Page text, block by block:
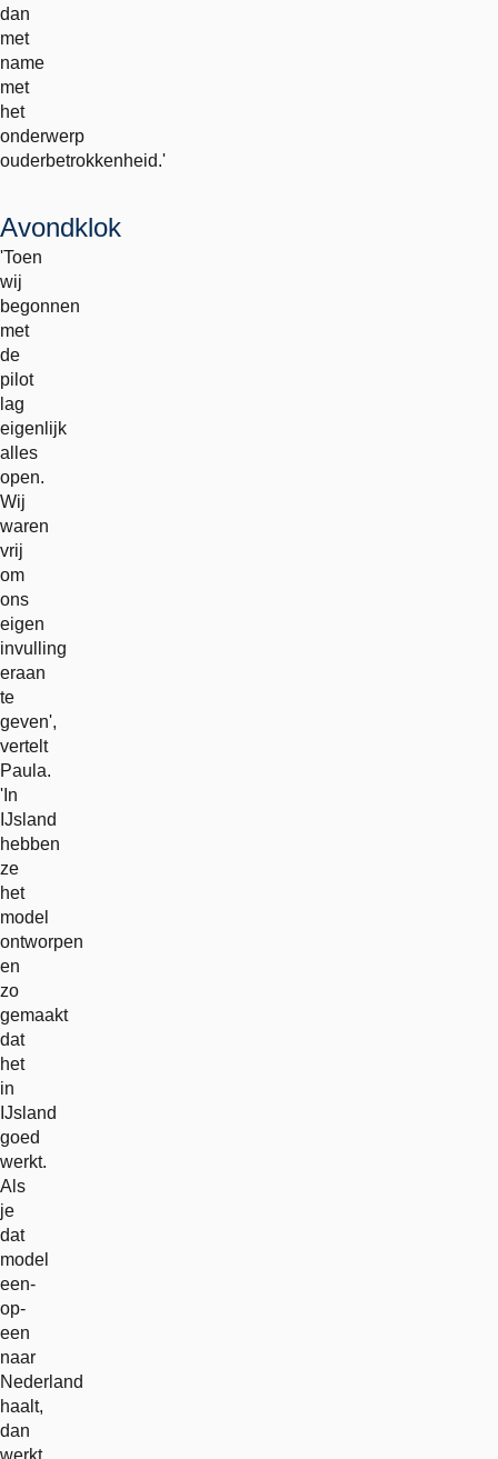
dan
met
name
met
het
onderwerp
ouderbetrokkenheid.'
Avondklok
'Toen
wij
begonnen
met
de
pilot
lag
eigenlijk
alles
open.
Wij
waren
vrij
om
ons
eigen
invulling
eraan
te
geven',
vertelt
Paula.
'In
IJsland
hebben
ze
het
model
ontworpen
en
zo
gemaakt
dat
het
in
IJsland
goed
werkt.
Als
je
dat
model
een-
op-
een
naar
Nederland
haalt,
dan
werkt